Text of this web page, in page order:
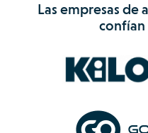
Las empresas de
confían